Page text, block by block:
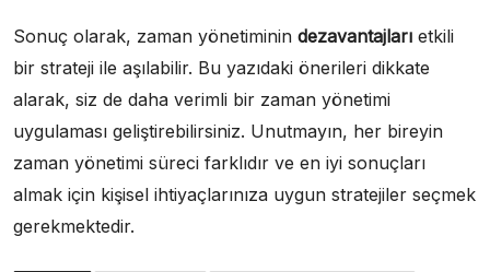
Sonuç olarak, zaman yönetiminin dezavantajları etkili
bir strateji ile aşılabilir. Bu yazıdaki önerileri dikkate
alarak, siz de daha verimli bir zaman yönetimi
uygulaması geliştirebilirsiniz. Unutmayın, her bireyin
zaman yönetimi süreci farklıdır ve en iyi sonuçları
almak için kişisel ihtiyaçlarınıza uygun stratejiler seçmek
gerekmektedir.